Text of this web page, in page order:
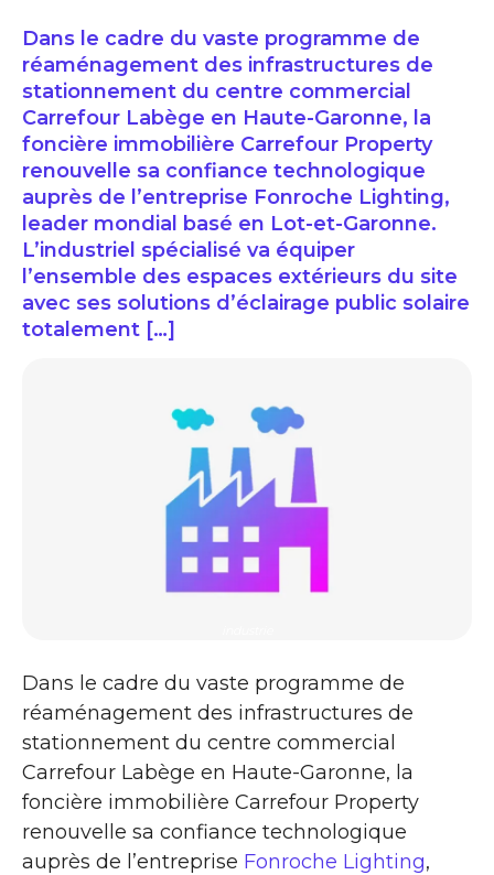
Dans le cadre du vaste programme de
réaménagement des infrastructures de
stationnement du centre commercial
Carrefour Labège en Haute-Garonne, la
foncière immobilière Carrefour Property
renouvelle sa confiance technologique
auprès de l’entreprise Fonroche Lighting,
leader mondial basé en Lot-et-Garonne.
L’industriel spécialisé va équiper
l’ensemble des espaces extérieurs du site
avec ses solutions d’éclairage public solaire
totalement […]
Dans le cadre du vaste programme de
réaménagement des infrastructures de
stationnement du centre commercial
Carrefour Labège en Haute-Garonne, la
foncière immobilière Carrefour Property
renouvelle sa confiance technologique
auprès de l’entreprise Fonroche Lighting,